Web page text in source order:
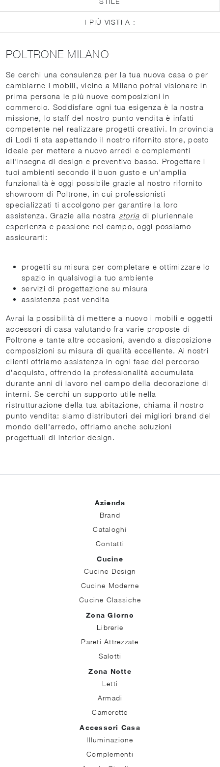
I PIÙ VISTI A :
POLTRONE MILANO
Se cerchi una consulenza per la tua nuova casa o per
cambiarne i mobili, vicino a Milano potrai visionare in
prima persona le più nuove composizioni in
commercio. Soddisfare ogni tua esigenza è la nostra
missione, lo staff del nostro punto vendita è infatti
competente nel realizzare progetti creativi. In provincia
di Lodi ti sta aspettando il nostro rifornito store, posto
ideale per mettere a nuovo arredi e complementi
all'insegna di design e preventivo basso. Progettare i
tuoi ambienti secondo il buon gusto e un'amplia
funzionalità è oggi possibile grazie al nostro rifornito
showroom di Poltrone, in cui professionisti
specializzati ti accolgono per garantire la loro
assistenza. Grazie alla nostra storia di pluriennale
esperienza e passione nel campo, oggi possiamo
assicurarti:
progetti su misura per completare e ottimizzare lo
spazio in qualsivoglia tuo ambiente
servizi di progettazione su misura
assistenza post vendita
Avrai la possibilità di mettere a nuovo i mobili e oggetti
accessori di casa valutando fra varie proposte di
Poltrone e tante altre occasioni, avendo a disposizione
composizioni su misura di qualità eccellente. Ai nostri
clienti offriamo assistenza in ogni fase del percorso
d’acquisto, offrendo la professionalità accumulata
durante anni di lavoro nel campo della decorazione di
interni. Se cerchi un supporto utile nella
ristrutturazione della tua abitazione, chiama il nostro
punto vendita: siamo distributori dei migliori brand del
mondo dell'arredo, offriamo anche soluzioni
progettuali di interior design.
Azienda
Brand
Cataloghi
Contatti
Cucine
Cucine Design
Cucine Moderne
Cucine Classiche
Zona Giorno
Librerie
Pareti Attrezzate
Salotti
Zona Notte
Letti
Armadi
Camerette
Accessori Casa
Illuminazione
Complementi